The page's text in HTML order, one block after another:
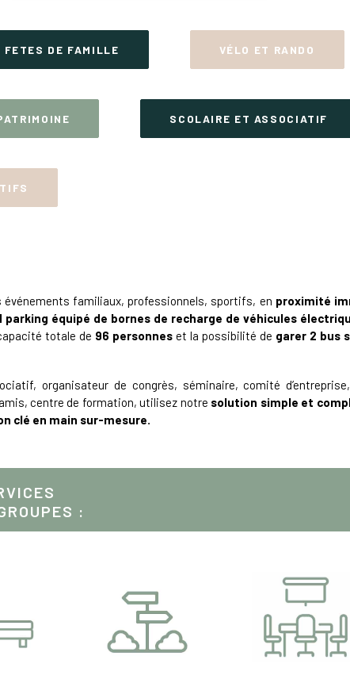
FETES DE FAMILLE VÉLO ET RANDO
SCOLAIRE ET ASSOCIATIF
familiaux, professionnels, sportifs, en proximité
parking équipé de bornes de recharge de véhicules
totale de 96 personnes et la possibilité de garer 2 bus
organisateur de congrès, séminaire, comité
centre de formation, utilisez notre solution simple et
clé en main sur-mesure.
: